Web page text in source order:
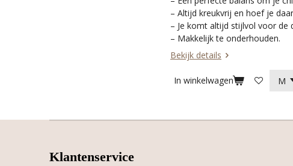
– Altijd kreukvrij en hoef je
– Je komt altijd stijlvol voor de
– Makkelijk te onderhouden.
Bekijk details
In winkelwagen
Klantenservice